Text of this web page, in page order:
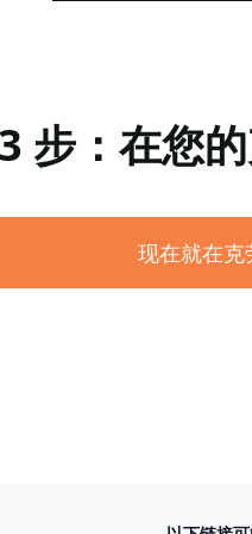
步：在您
现在就在